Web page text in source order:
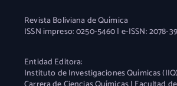
Revista Boliviana de Química
ISSN impreso: 0250-5460 | e-ISSN: 2078-
Entidad Editora:
Instituto de Investigaciones Químicas